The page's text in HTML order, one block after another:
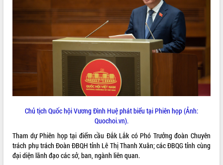
QUY HOẠCH - KẾ HOẠCH
Chủ tịch Quốc hội Vương Đình Huệ phát biểu tại Phiên họp (Ảnh:
Quochoi.vn).
Tham dự Phiên họp tại điểm cầu Đắk Lắk có Phó Trưởng đoàn Chuyên
trách phụ trách Đoàn ĐBQH tỉnh Lê Thị Thanh Xuân; các ĐBQG tỉnh cùng
đại diện lãnh đạo các sở, ban, ngành liên quan.